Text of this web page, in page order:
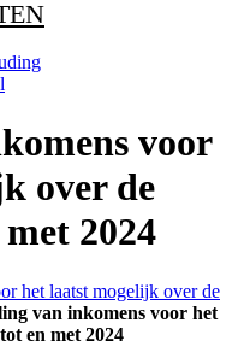
voor
over de
2024
het laatst mogelijk over de
van inkomens voor het
en met 2024